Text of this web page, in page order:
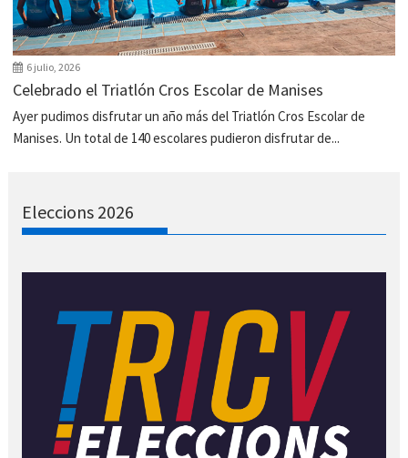
6 julio, 2026
Celebrado el Triatlón Cros Escolar de Manises
Ayer pudimos disfrutar un año más del Triatlón Cros Escolar de
Manises. Un total de 140 escolares pudieron disfrutar de...
Eleccions 2026